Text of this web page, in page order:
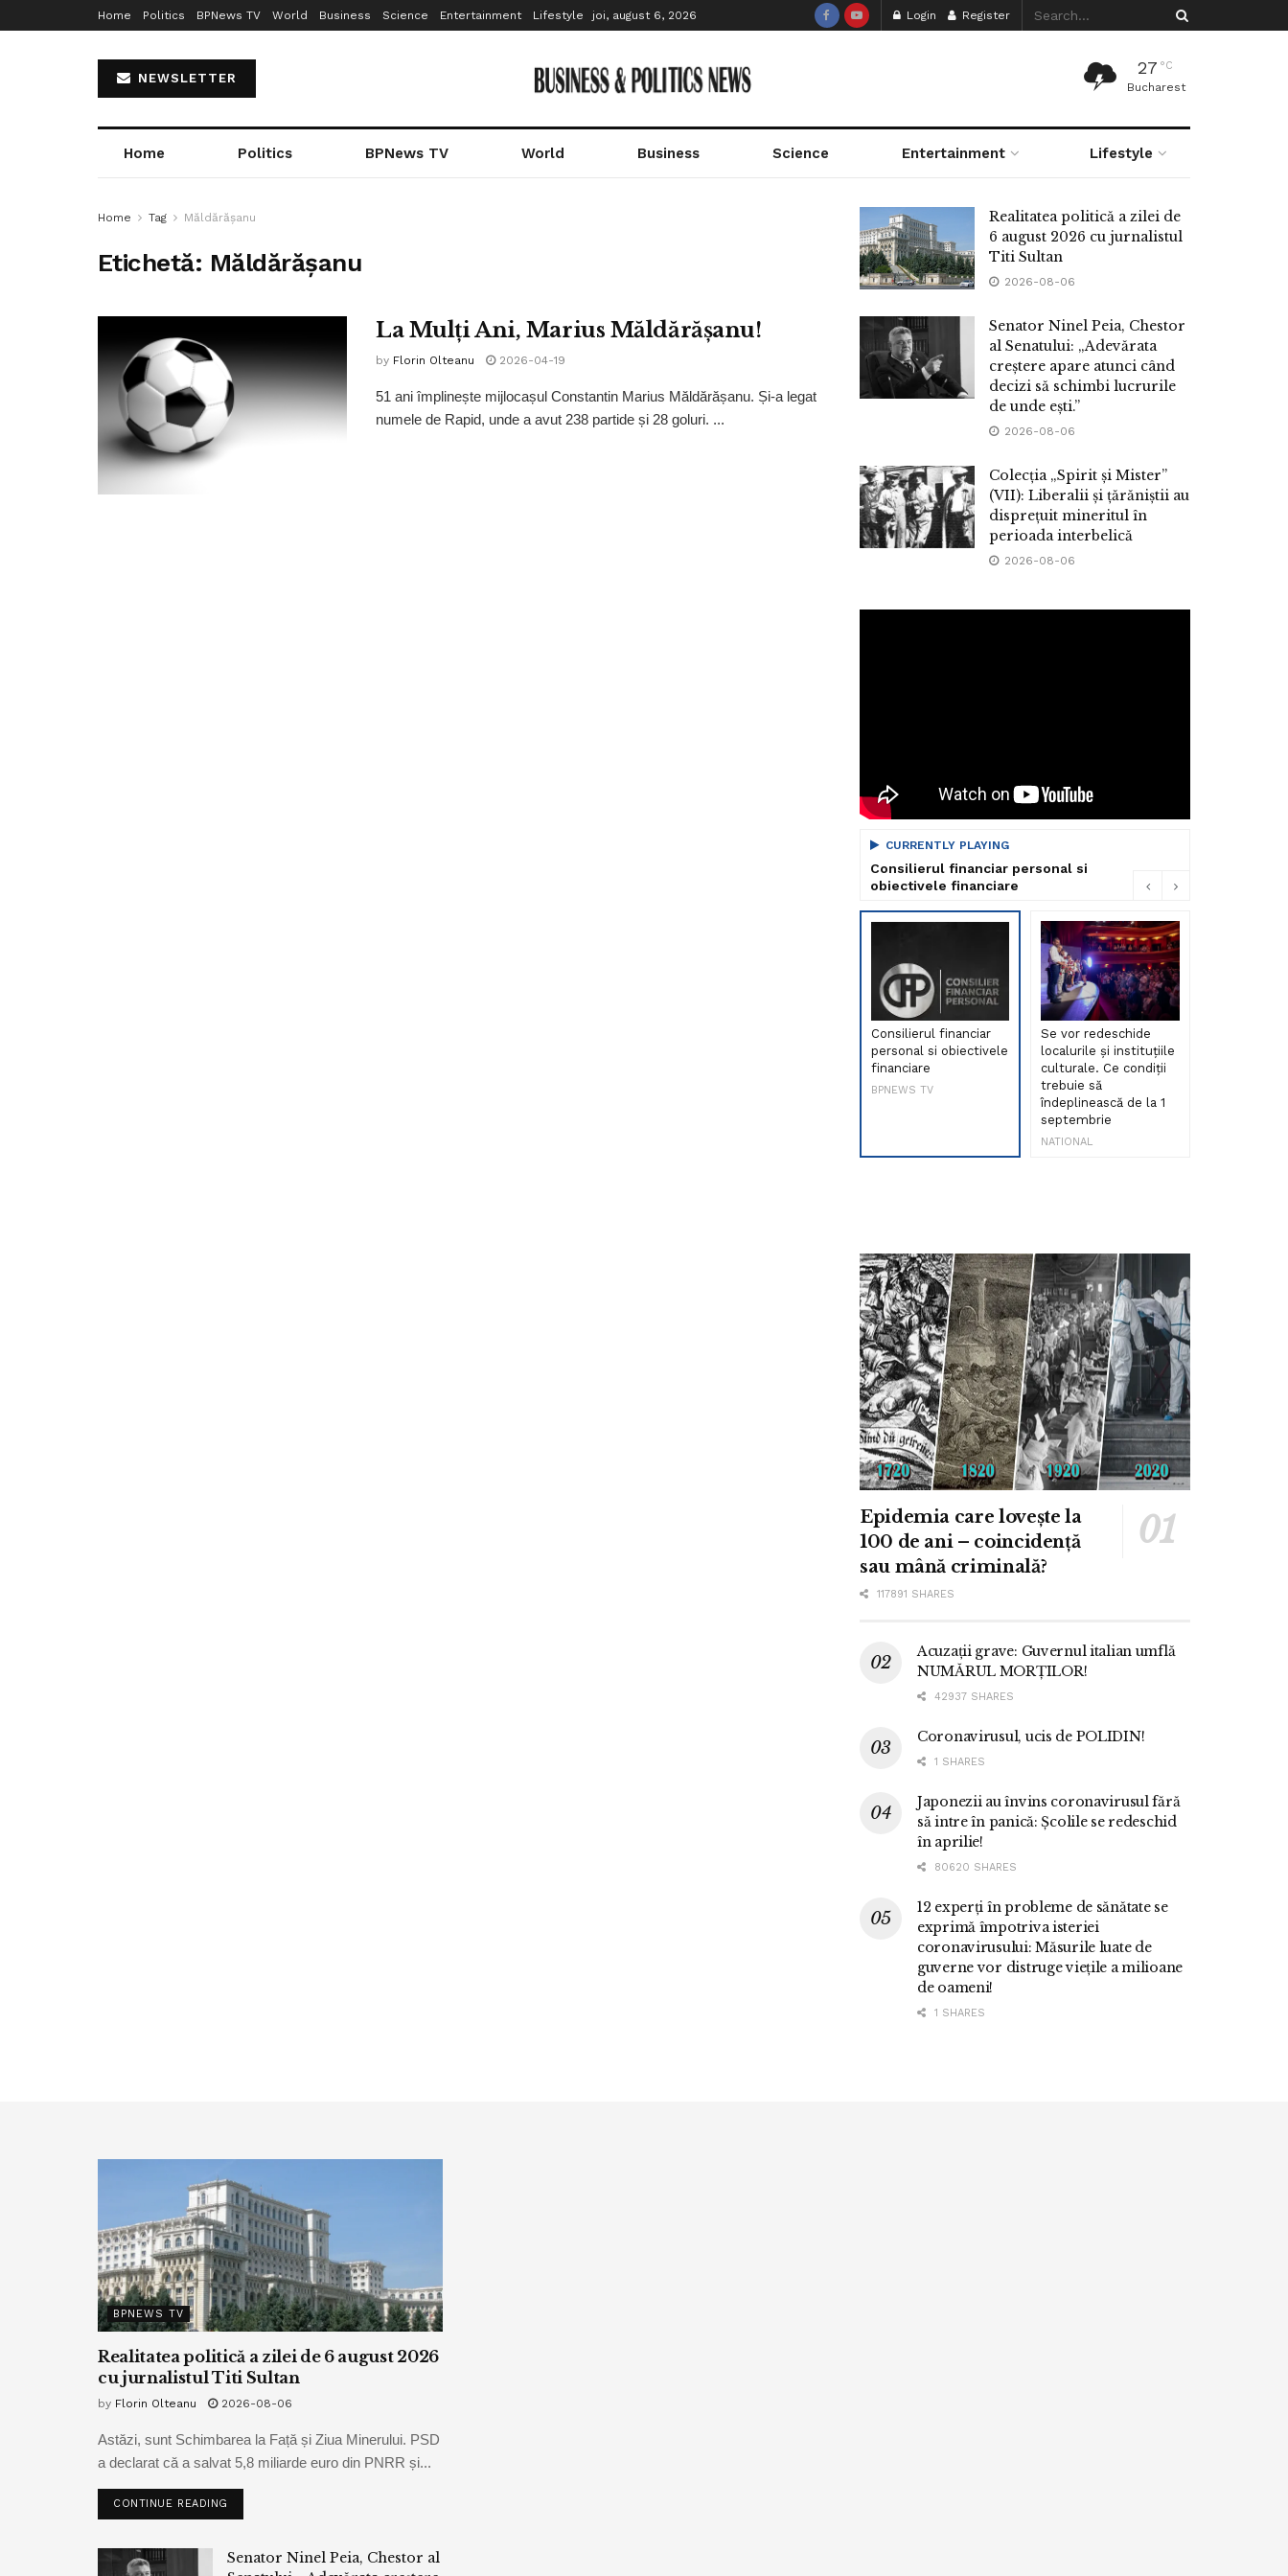
Home Politics BPNews TV World Business Science Entertainment Lifestyle joi, august 6, 2026 Login Register
NEWSLETTER
27 °C
Bucharest
Home Politics BPNews TV World Business Science Entertainment Lifestyle
Home Tag Măldărășanu
Etichetă: Măldărășanu
La Mulți Ani, Marius Măldărășanu!
by Florin Olteanu 2026-04-19
51 ani împlinește mijlocașul Constantin Marius Măldărășanu. Și-a legat
numele de Rapid, unde a avut 238 partide și 28 goluri. ...
Realitatea politică a zilei de
6 august 2026 cu jurnalistul
Titi Sultan
2026-08-06
Senator Ninel Peia, Chestor
al Senatului: „Adevărata
creștere apare atunci când
decizi să schimbi lucrurile
de unde ești.”
2026-08-06
Colecția „Spirit și Mister”
(VII): Liberalii și țărăniștii au
disprețuit mineritul în
perioada interbelică
2026-08-06
CURRENTLY PLAYING
Consilierul financiar personal si
obiectivele financiare
Consilierul financiar
personal si obiectivele
financiare
BPNEWS TV
Se vor redeschide
localurile și instituțiile
culturale. Ce condiții
trebuie să
îndeplinească de la 1
septembrie
NATIONAL
Epidemia care lovește la
100 de ani – coincidență
sau mână criminală?
117891 SHARES
Acuzații grave: Guvernul italian umflă
NUMĂRUL MORȚILOR!
42937 SHARES
Coronavirusul, ucis de POLIDIN!
1 SHARES
Japonezii au învins coronavirusul fără
să intre în panică: Școlile se redeschid
în aprilie!
80620 SHARES
12 experți în probleme de sănătate se
exprimă împotriva isteriei
coronavirusului: Măsurile luate de
guverne vor distruge viețile a milioane
de oameni!
1 SHARES
BPNEWS TV
Realitatea politică a zilei de 6 august 2026
cu jurnalistul Titi Sultan
by Florin Olteanu 2026-08-06
Astăzi, sunt Schimbarea la Față și Ziua Minerului. PSD
a declarat că a salvat 5,8 miliarde euro din PNRR și...
CONTINUE READING
Senator Ninel Peia, Chestor al